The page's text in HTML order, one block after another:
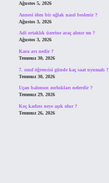
Ağustos 5, 2026
Annesi ölen bir oğlak nasıl beslenir ?
Ağustos 3, 2026
Adi ortaklık üzerine araç alınır mı ?
Ağustos 3, 2026
Kara avı nedir ?
Temmuz 30, 2026
7. sınıf öğrencisi günde kaç saat uyumalı ?
Temmuz 30, 2026
Uçan balonun zorlukları nelerdir ?
Temmuz 29, 2026
Koç kadını neye aşık olur ?
Temmuz 26, 2026